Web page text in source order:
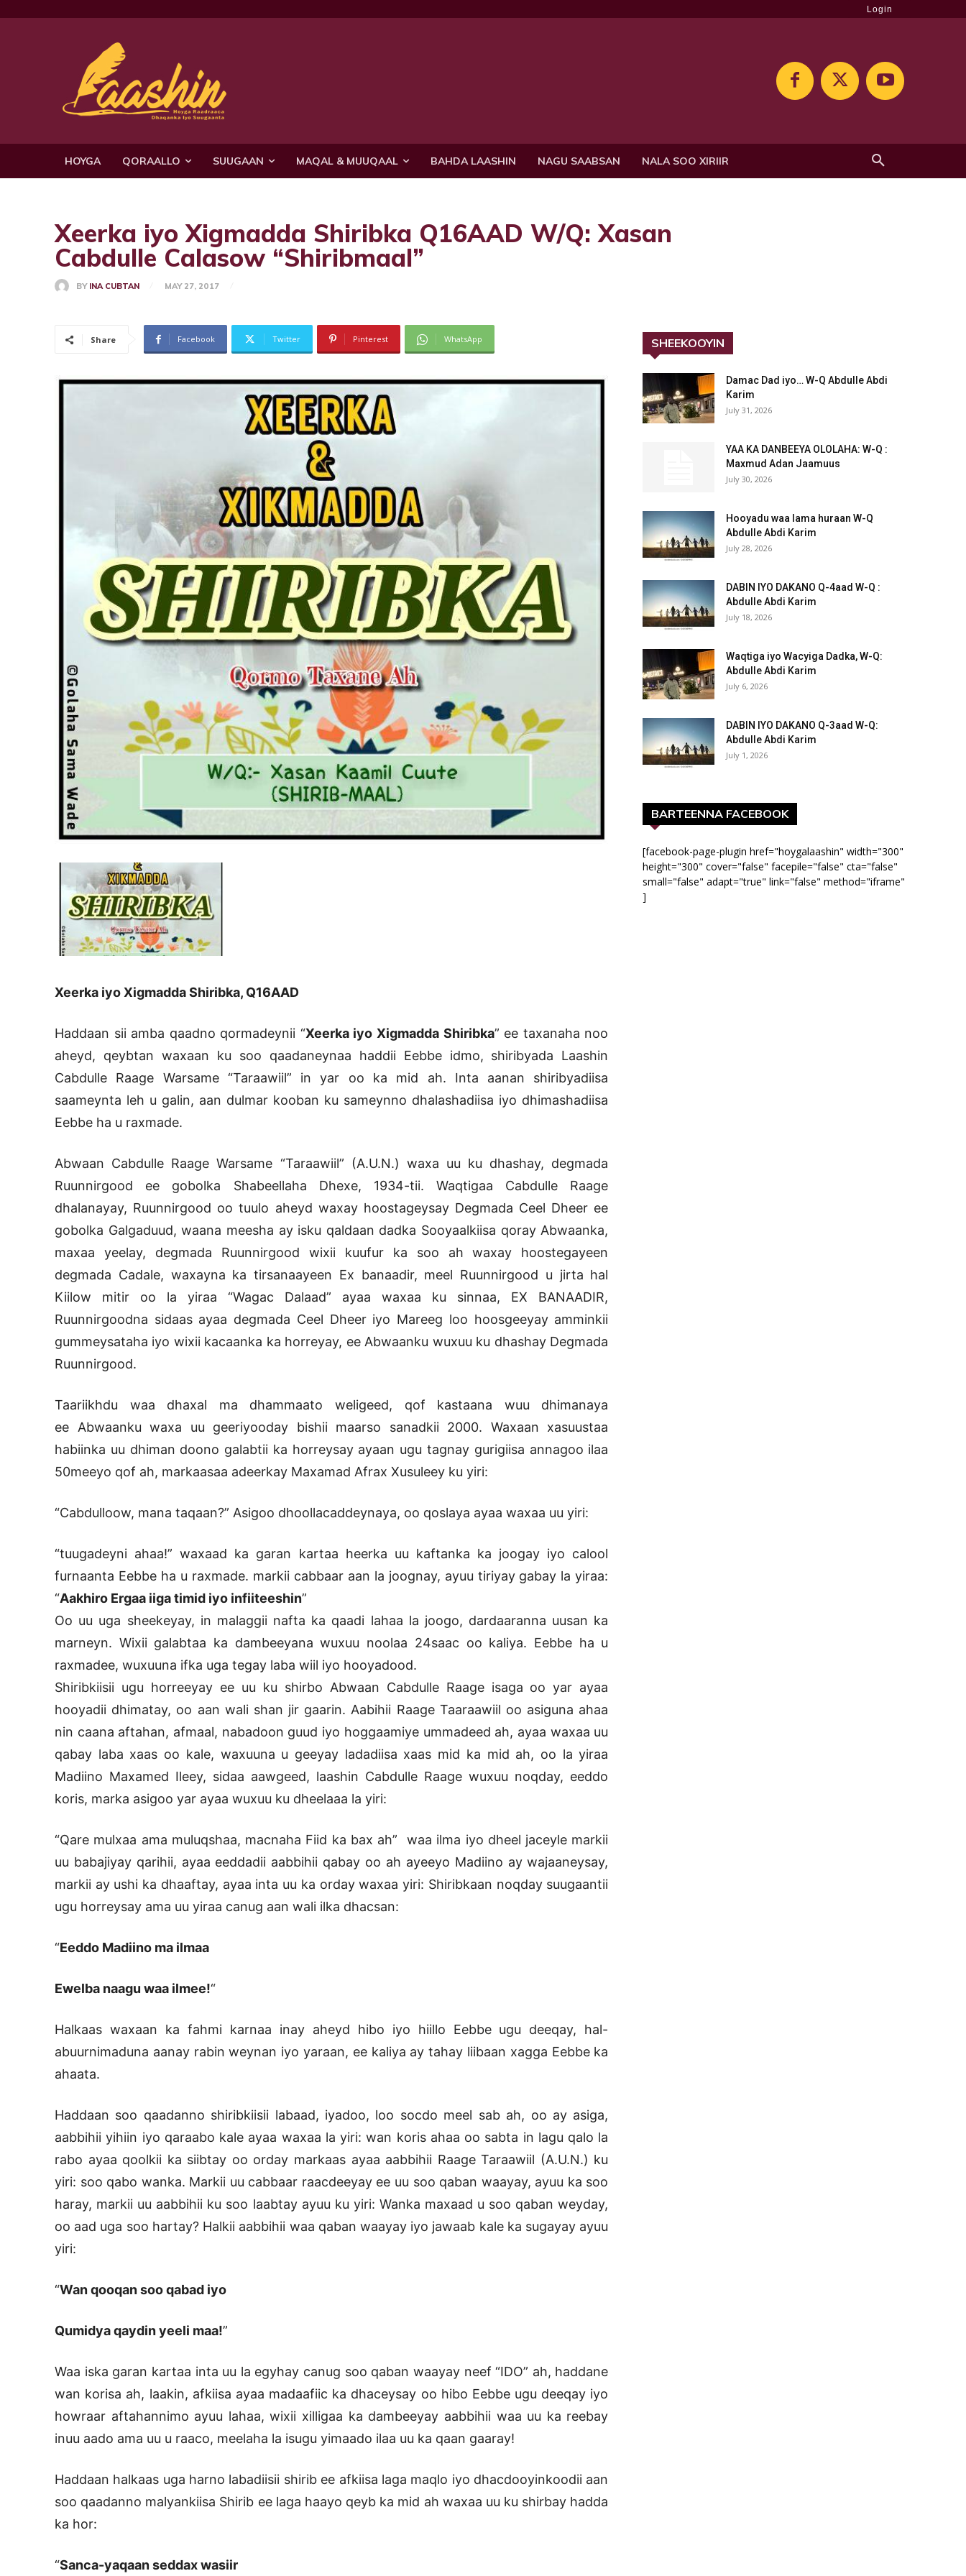
Login
HOYGA QORAALLO SUUGAAN MAQAL & MUUQAAL BAHDA LAASHIN NAGU SAABSAN NALA SOO XIRIIR
Xeerka iyo Xigmadda Shiribka Q16AAD W/Q: Xasan
Cabdulle Calasow “Shiribmaal”
BY INA CUBTAN MAY 27, 2017
Share Facebook Twitter Pinterest WhatsApp
Xeerka iyo Xigmadda Shiribka, Q16AAD
Haddaan sii amba qaadno qormadeynii “Xeerka iyo Xigmadda Shiribka” ee taxanaha noo
aheyd, qeybtan waxaan ku soo qaadaneynaa haddii Eebbe idmo, shiribyada Laashin
Cabdulle Raage Warsame “Taraawiil” in yar oo ka mid ah. Inta aanan shiribyadiisa
saameynta leh u galin, aan dulmar kooban ku sameynno dhalashadiisa iyo dhimashadiisa
Eebbe ha u raxmade.
Abwaan Cabdulle Raage Warsame “Taraawiil” (A.U.N.) waxa uu ku dhashay, degmada
Ruunnirgood ee gobolka Shabeellaha Dhexe, 1934-tii. Waqtigaa Cabdulle Raage
dhalanayay, Ruunnirgood oo tuulo aheyd waxay hoostageysay Degmada Ceel Dheer ee
gobolka Galgaduud, waana meesha ay isku qaldaan dadka Sooyaalkiisa qoray Abwaanka,
maxaa yeelay, degmada Ruunnirgood wixii kuufur ka soo ah waxay hoostegayeen
degmada Cadale, waxayna ka tirsanaayeen Ex banaadir, meel Ruunnirgood u jirta hal
Kiilow mitir oo la yiraa “Wagac Dalaad” ayaa waxaa ku sinnaa, EX BANAADIR,
Ruunnirgoodna sidaas ayaa degmada Ceel Dheer iyo Mareeg loo hoosgeeyay amminkii
gummeysataha iyo wixii kacaanka ka horreyay, ee Abwaanku wuxuu ku dhashay Degmada
Ruunnirgood.
Taariikhdu waa dhaxal ma dhammaato weligeed, qof kastaana wuu dhimanaya
ee Abwaanku waxa uu geeriyooday bishii maarso sanadkii 2000. Waxaan xasuustaa
habiinka uu dhiman doono galabtii ka horreysay ayaan ugu tagnay gurigiisa annagoo ilaa
50meeyo qof ah, markaasaa adeerkay Maxamad Afrax Xusuleey ku yiri:
“Cabdulloow, mana taqaan?” Asigoo dhoollacaddeynaya, oo qoslaya ayaa waxaa uu yiri:
“tuugadeyni ahaa!” waxaad ka garan kartaa heerka uu kaftanka ka joogay iyo calool
furnaanta Eebbe ha u raxmade. markii cabbaar aan la joognay, ayuu tiriyay gabay la yiraa:
“Aakhiro Ergaa iiga timid iyo infiiteeshin”
Oo uu uga sheekeyay, in malaggii nafta ka qaadi lahaa la joogo, dardaaranna uusan ka
marneyn. Wixii galabtaa ka dambeeyana wuxuu noolaa 24saac oo kaliya. Eebbe ha u
raxmadee, wuxuuna ifka uga tegay laba wiil iyo hooyadood.
Shiribkiisii ugu horreeyay ee uu ku shirbo Abwaan Cabdulle Raage isaga oo yar ayaa
hooyadii dhimatay, oo aan wali shan jir gaarin. Aabihii Raage Taaraawiil oo asiguna ahaa
nin caana aftahan, afmaal, nabadoon guud iyo hoggaamiye ummadeed ah, ayaa waxaa uu
qabay laba xaas oo kale, waxuuna u geeyay ladadiisa xaas mid ka mid ah, oo la yiraa
Madiino Maxamed Ileey, sidaa aawgeed, laashin Cabdulle Raage wuxuu noqday, eeddo
koris, marka asigoo yar ayaa wuxuu ku dheelaaa la yiri:
“Qare mulxaa ama muluqshaa, macnaha Fiid ka bax ah” waa ilma iyo dheel jaceyle markii
uu babajiyay qarihii, ayaa eeddadii aabbihii qabay oo ah ayeeyo Madiino ay wajaaneysay,
markii ay ushi ka dhaaftay, ayaa inta uu ka orday waxaa yiri: Shiribkaan noqday suugaantii
ugu horreysay ama uu yiraa canug aan wali ilka dhacsan:
“Eeddo Madiino ma ilmaa
Ewelba naagu waa ilmee!“
Halkaas waxaan ka fahmi karnaa inay aheyd hibo iyo hiillo Eebbe ugu deeqay, hal-
abuurnimaduna aanay rabin weynan iyo yaraan, ee kaliya ay tahay liibaan xagga Eebbe ka
ahaata.
Haddaan soo qaadanno shiribkiisii labaad, iyadoo, loo socdo meel sab ah, oo ay asiga,
aabbihii yihiin iyo qaraabo kale ayaa waxaa la yiri: wan koris ahaa oo sabta in lagu qalo la
rabo ayaa qoolkii ka siibtay oo orday markaas ayaa aabbihii Raage Taraawiil (A.U.N.) ku
yiri: soo qabo wanka. Markii uu cabbaar raacdeeyay ee uu soo qaban waayay, ayuu ka soo
haray, markii uu aabbihii ku soo laabtay ayuu ku yiri: Wanka maxaad u soo qaban weyday,
oo aad uga soo hartay? Halkii aabbihii waa qaban waayay iyo jawaab kale ka sugayay ayuu
yiri:
“Wan qooqan soo qabad iyo
Qumidya qaydin yeeli maa!”
Waa iska garan kartaa inta uu la egyhay canug soo qaban waayay neef “IDO” ah, haddane
wan korisa ah, laakin, afkiisa ayaa madaafiic ka dhaceysay oo hibo Eebbe ugu deeqay iyo
howraar aftahannimo ayuu lahaa, wixii xilligaa ka dambeeyay aabbihii waa uu ka reebay
inuu aado ama uu u raaco, meelaha la isugu yimaado ilaa uu ka qaan gaaray!
Haddaan halkaas uga harno labadiisii shirib ee afkiisa laga maqlo iyo dhacdooyinkoodii aan
soo qaadanno malyankiisa Shirib ee laga haayo qeyb ka mid ah waxaa uu ku shirbay hadda
ka hor:
“Sanca-yaqaan seddax wasiir
SHEEKOOYIN
Damac Dad iyo… W-Q Abdulle Abdi
Karim
July 31, 2026
YAA KA DANBEEYA OLOLAHA: W-Q :
Maxmud Adan Jaamuus
July 30, 2026
Hooyadu waa lama huraan W-Q
Abdulle Abdi Karim
July 28, 2026
DABIN IYO DAKANO Q-4aad W-Q :
Abdulle Abdi Karim
July 18, 2026
Waqtiga iyo Wacyiga Dadka, W-Q:
Abdulle Abdi Karim
July 6, 2026
DABIN IYO DAKANO Q-3aad W-Q:
Abdulle Abdi Karim
July 1, 2026
BARTEENNA FACEBOOK
[facebook-page-plugin href="hoygalaashin" width="300"
height="300" cover="false" facepile="false" cta="false"
small="false" adapt="true" link="false" method="iframe"
]